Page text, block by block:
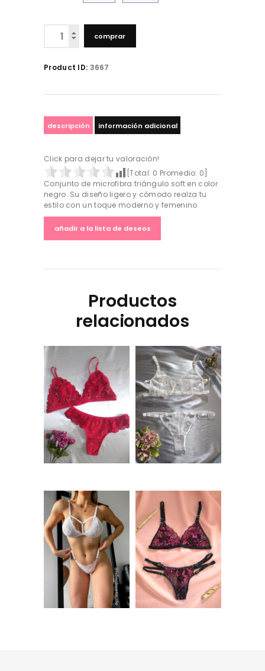
triangulo
–
cantidad
comprar
Product ID: 3667
descripción información adicional
Click para dejar tu valoración!
[Total: 0 Promedio: 0
Conjunto de microfibra triángulo soft en color
negro. Su diseño ligero y cómodo realza tu
estilo con un toque moderno y femenino.
añadir a la lista de deseos
Productos
relacionados
Conjunto de encaje
Rojo – LARA
$9.500,00
Conjunto erótico
de encaje Blanco –
ALMA
$8.500,00
Conjunto de encaje
Blanco sin aro y
con arnés – ELORA
9.000,00
Conjunto de encaje
sin aro Bicolor –
GEMA
$8.000,00